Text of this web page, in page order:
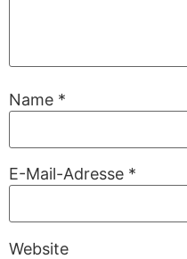
Name *
E-Mail-Adresse *
Website